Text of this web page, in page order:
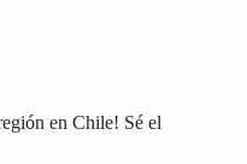
en Chile! Sé el